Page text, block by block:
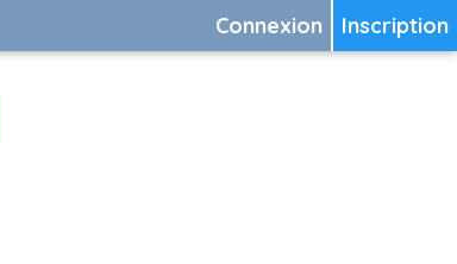
Inscription
Connexion